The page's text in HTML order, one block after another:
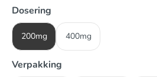
Dosering
200mg 400mg
Verpakking